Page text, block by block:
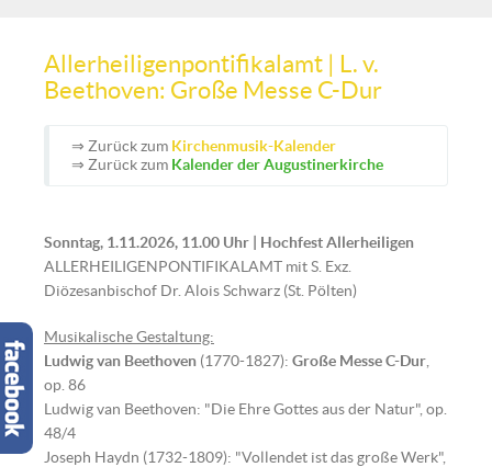
Allerheiligenpontifikalamt | L. v.
Beethoven: Große Messe C-Dur
⇒ Zurück zum Kirchenmusik-Kalender
⇒ Zurück zum Kalender der Augustinerkirche
Sonntag, 1.11.2026, 11.00 Uhr | Hochfest Allerheiligen
ALLERHEILIGENPONTIFIKALAMT mit S. Exz.
Diözesanbischof Dr. Alois Schwarz (St. Pölten)
Musikalische Gestaltung:
Ludwig van Beethoven (1770-1827): Große Messe C-Dur
op. 86
Ludwig van Beethoven: "Die Ehre Gottes aus der Natur", op.
48/4
Joseph Haydn (1732-1809): "Vollendet ist das große Werk",